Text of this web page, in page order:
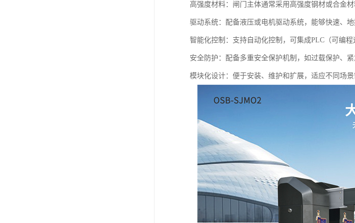
高强度材料：闸门主体通常采用高强度钢材或合金
驱动系统：配备液压或电机驱动系统，能够快速、
智能化控制：支持自动化控制，可集成PLC（可编
安全防护：配备多重安全保护机制，如过载保护、
模块化设计：便于安装、维护和扩展，适应不同场景